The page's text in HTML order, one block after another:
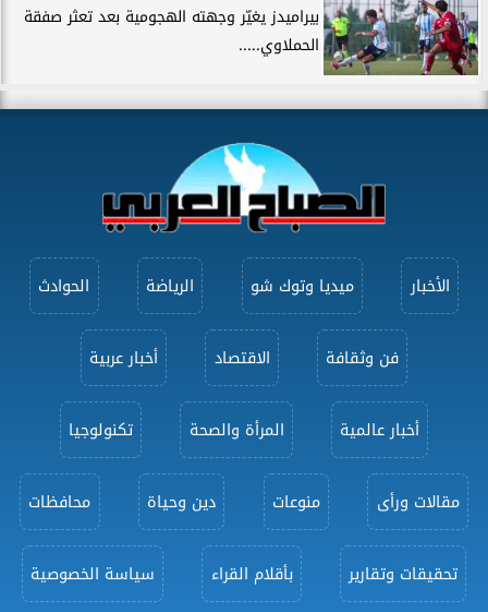
بيراميدز يغيّر وجهته الهجومية بعد تعثر صفقة
الحملاوي.....
الأخبار ميديا وتوك شو الرياضة الحوادث
فن وثقافة الاقتصاد أخبار عربية
أخبار عالمية المرأة والصحة تكنولوجيا
مقالات ورأى منوعات دين وحياة محافظات
تحقيقات وتقارير بأقلام القراء سياسة الخصوصية